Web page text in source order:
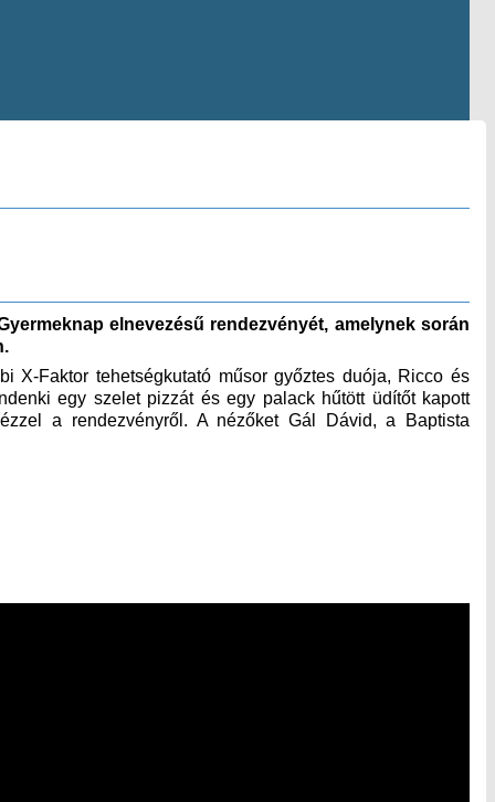
elnevezésű rendezvényét, amelynek során
X-Faktor tehetségkutató műsor győztes duója, Ricco és
egy szelet pizzát és egy palack hűtött üdítőt kapott
a rendezvényről. A nézőket Gál Dávid, a Baptista